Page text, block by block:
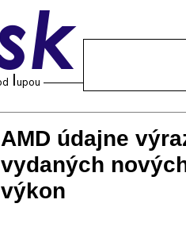
AMD údajne
vydaných
výkon